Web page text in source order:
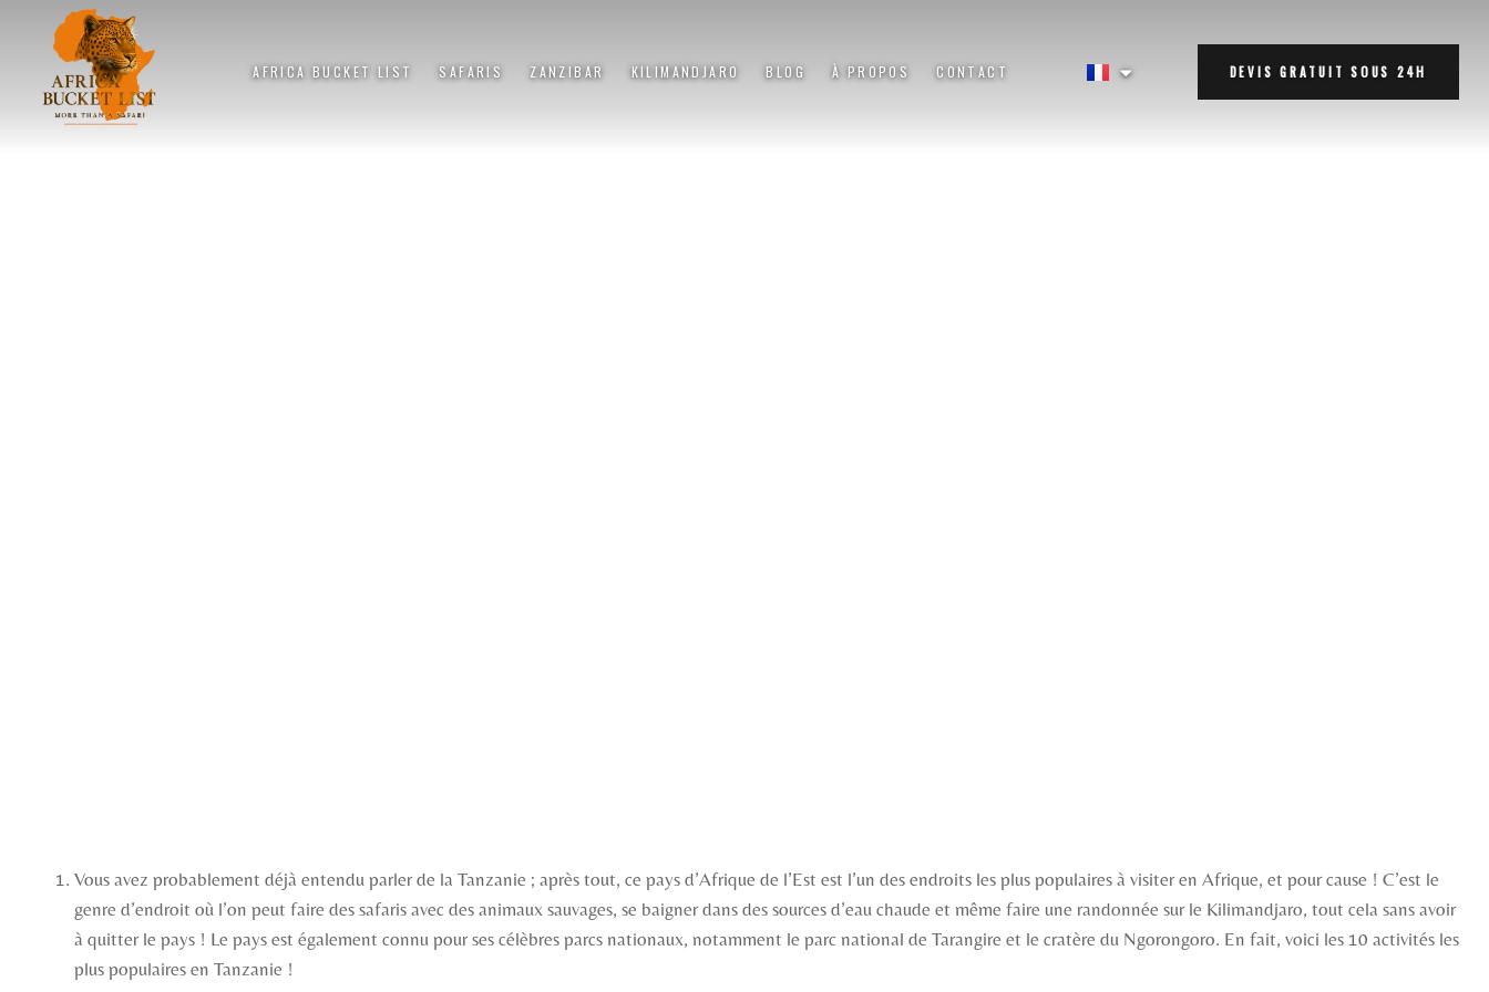
AFRICA BUCKET LIST SAFARIS ZANZIBAR KILIMANDJARO BLOG À PROPOS CONTACT DEVIS GRATUIT SOUS 24H
Vous avez probablement déjà entendu parler de la Tanzanie ; après tout, ce pays d’Afrique de l’Est est l’un des endroits les plus populaires à visiter en Afrique, et pour cause ! C’est le
genre d’endroit où l’on peut faire des safaris avec des animaux sauvages, se baigner dans des sources d’eau chaude et même faire une randonnée sur le Kilimandjaro, tout cela sans avoir
à quitter le pays ! Le pays est également connu pour ses célèbres parcs nationaux, notamment le parc national de Tarangire et le cratère du Ngorongoro. En fait, voici les 10 activités les
plus populaires en Tanzanie !